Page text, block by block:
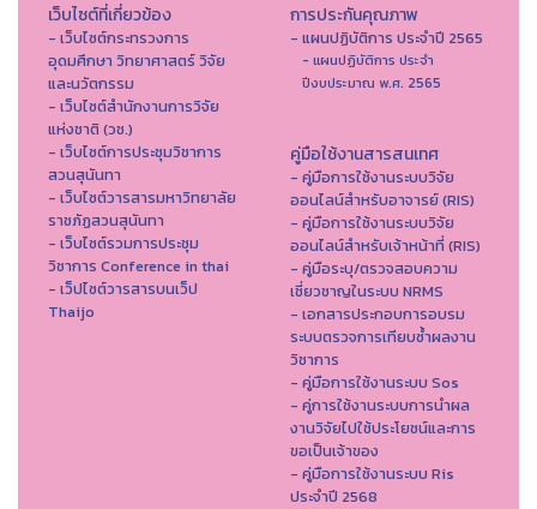
เว็บไซต์ที่เกี่ยวข้อง
- เว็บไซต์กระทรวงการ
อุดมศึกษา วิทยาศาสตร์ วิจัย
และนวัตกรรม
- เว็บไซต์สำนักงานการวิจัย
แห่งชาติ (วช.)
- เว็บไซต์การประชุมวิชาการ
สวนสุนันทา
- เว็บไซต์วารสารมหาวิทยาลัย
ราชภัฏสวนสุนันทา
- เว็บไซต์รวมการประชุม
วิชาการ Conference in thai
- เว็ปไซต์วารสารบนเว็ป
Thaijo
การประกันคุณภาพ
- แผนปฏิบัติการ ประจำปี 2565
- แผนปฏิบัติการ ประจำ
ปีงบประมาณ พ.ศ. 2565
คู่มือใช้งานสารสนเทศ
- คู่มือการใช้งานระบบวิจัย
ออนไลน์สำหรับอาจารย์ (RIS)
- คู่มือการใช้งานระบบวิจัย
ออนไลน์สำหรับเจ้าหน้าที่ (RIS)
- คู่มือระบุ/ตรวจสอบความ
เชี่ยวชาญในระบบ NRMS
- เอกสารประกอบการอบรม
ระบบตรวจการเทียบซ้ำผลงาน
วิชาการ
- คู่มือการใช้งานระบบ Sos
- คู่การใช้งานระบบการนำผล
งานวิจัยไปใช้ประโยชน์และการ
ขอเป็นเจ้าของ
- คู่มือการใช้งานระบบ Ris
ประจำปี 2568